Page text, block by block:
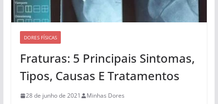
DORES FÍSICAS
Fraturas: 5 Principais Sintomas,
Tipos, Causas E Tratamentos
28 de junho de 2021 Minhas Dores